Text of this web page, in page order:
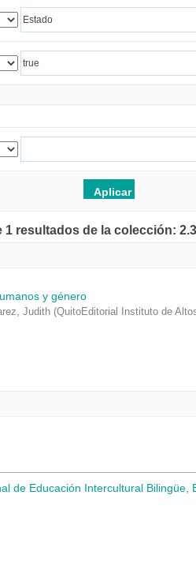
1 resultados de la colección:
y género
Judith (QuitoEditorial Instituto de
de Educación Intercultural